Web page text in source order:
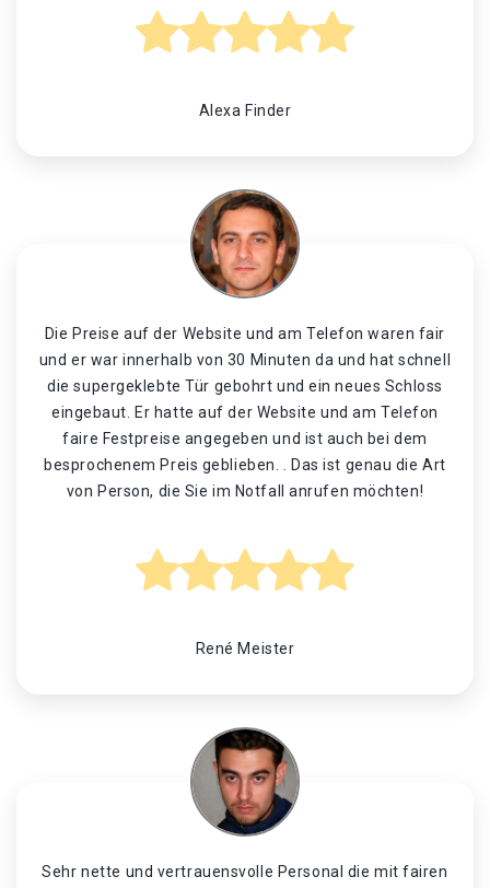
Alexa Finder
Die Preise auf der Website und am Telefon waren fair
und er war innerhalb von 30 Minuten da und hat schnell
die supergeklebte Tür gebohrt und ein neues Schloss
eingebaut. Er hatte auf der Website und am Telefon
faire Festpreise angegeben und ist auch bei dem
besprochenem Preis geblieben. . Das ist genau die Art
von Person, die Sie im Notfall anrufen möchten!
René Meister
Sehr nette und vertrauensvolle Personal die mit fairen